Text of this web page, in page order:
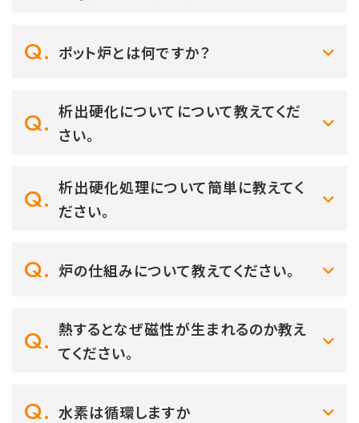
ポット炉とは何ですか？
析出硬化についてについて教えてくだ
さい。
析出硬化処理について簡単に教えてく
ださい。
炉の仕組みについて教えてください。
熱するとなぜ磁性が生まれるのか教え
てください。
水素は循環しますか